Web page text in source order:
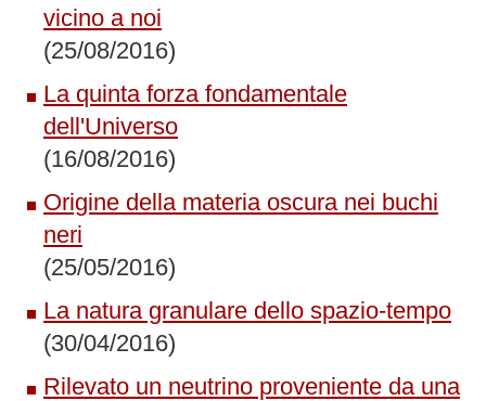
vicino a noi
(25/08/2016)
La quinta forza fondamentale
dell'Universo
(16/08/2016)
Origine della materia oscura nei buchi
neri
(25/05/2016)
La natura granulare dello spazio-tempo
(30/04/2016)
Rilevato un neutrino proveniente da una